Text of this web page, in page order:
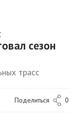
сезон
трасс
Поделиться 0